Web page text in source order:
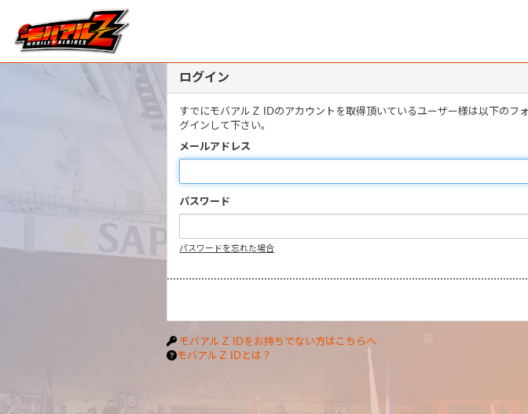
ログイン
すでにモバアルＺ IDのアカウントを取得頂いているユーザー様は以下の
グインして下さい。
メールアドレス
パスワード
パスワードを忘れた場合
モバアルＺ IDをお持ちでない方はこちらへ
モバアルＺ IDとは？